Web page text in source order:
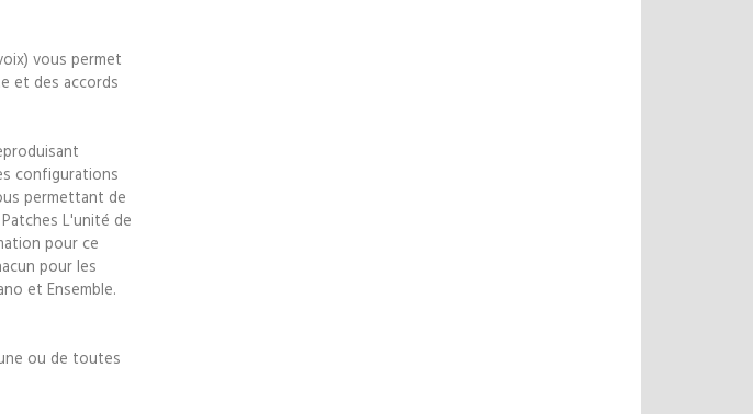
vous permet
et des accords
configurations
permettant de
L'unité de
pour ce
pour les
et Ensemble.
ou de toutes